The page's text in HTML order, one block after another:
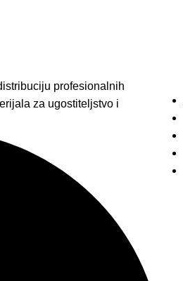
profesionalnih
za ugostiteljstvo i